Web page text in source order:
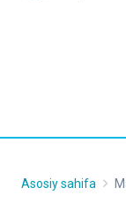
Asosiy sahifa